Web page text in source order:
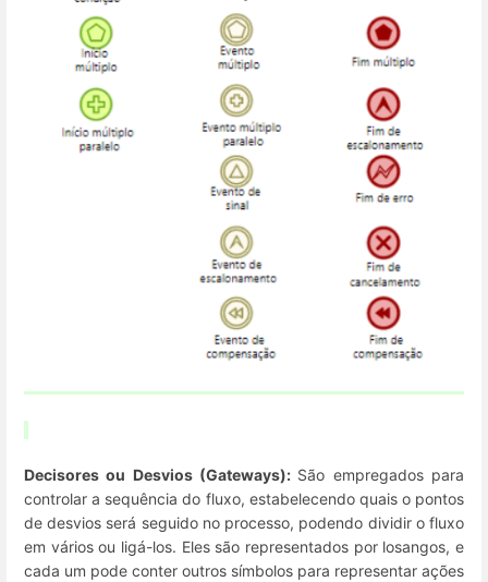
Decisores ou Desvios (Gateways): São empregados para
controlar a sequência do fluxo, estabelecendo quais o pontos
de desvios será seguido no processo, podendo dividir o fluxo
em vários ou ligá-los. Eles são representados por losangos, e
cada um pode conter outros símbolos para representar ações